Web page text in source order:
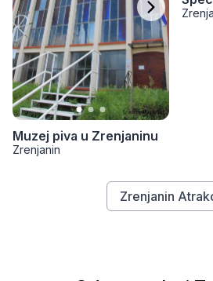
Muzej piva u Zrenjaninu
Zrenjanin
Zrenjanin